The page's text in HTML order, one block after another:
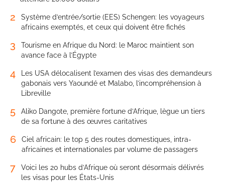
2
Système d’entrée/sortie (EES) Schengen: les voyageurs
africains exemptés, et ceux qui doivent être fichés
3
Tourisme en Afrique du Nord: le Maroc maintient son
avance face à l’Égypte
4
Les USA délocalisent l’examen des visas des demandeurs
gabonais vers Yaoundé et Malabo, l’incompréhension à
Libreville
5
Aliko Dangote, première fortune d’Afrique, lègue un tiers
de sa fortune à des œuvres caritatives
6
Ciel africain: le top 5 des routes domestiques, intra-
africaines et internationales par volume de passagers
7
Voici les 20 hubs d’Afrique où seront désormais délivrés
les visas pour les États-Unis